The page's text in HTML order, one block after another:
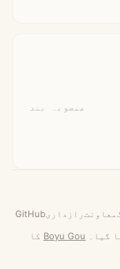
منصوبہ بند
معاونترازداریGitHub
گیا۔ Boyu Gou کا